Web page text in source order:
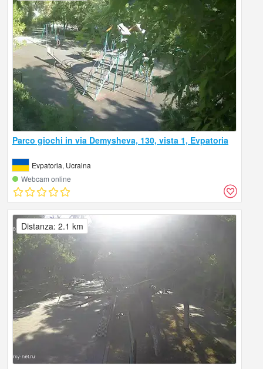
Parco giochi in via Demysheva, 130, vista 1, Evpatoria
Evpatoria, Ucraina
Webcam online
Distanza: 2.1 km